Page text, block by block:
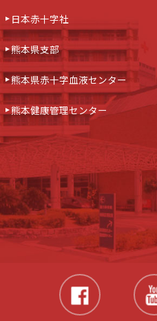
日本赤十字社
熊本県支部
熊本県赤十字血液センター
熊本健康管理センター